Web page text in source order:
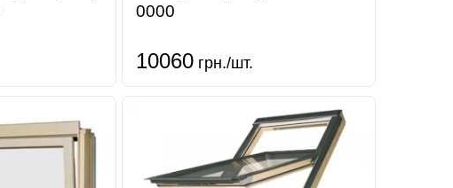
0000
10060грн./шт.